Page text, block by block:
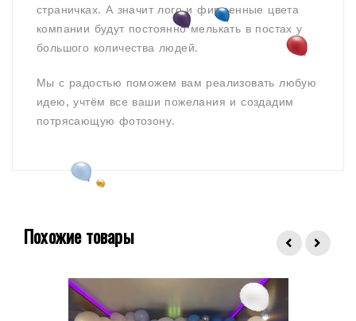
страничках. А значит лого и фирменные цвета
компании будут постоянно мелькать в постах у
большого количества людей.
Мы с радостью поможем вам реализовать любую
идею, учтём все ваши пожелания и создадим
потрясающую фотозону.
Похожие товары